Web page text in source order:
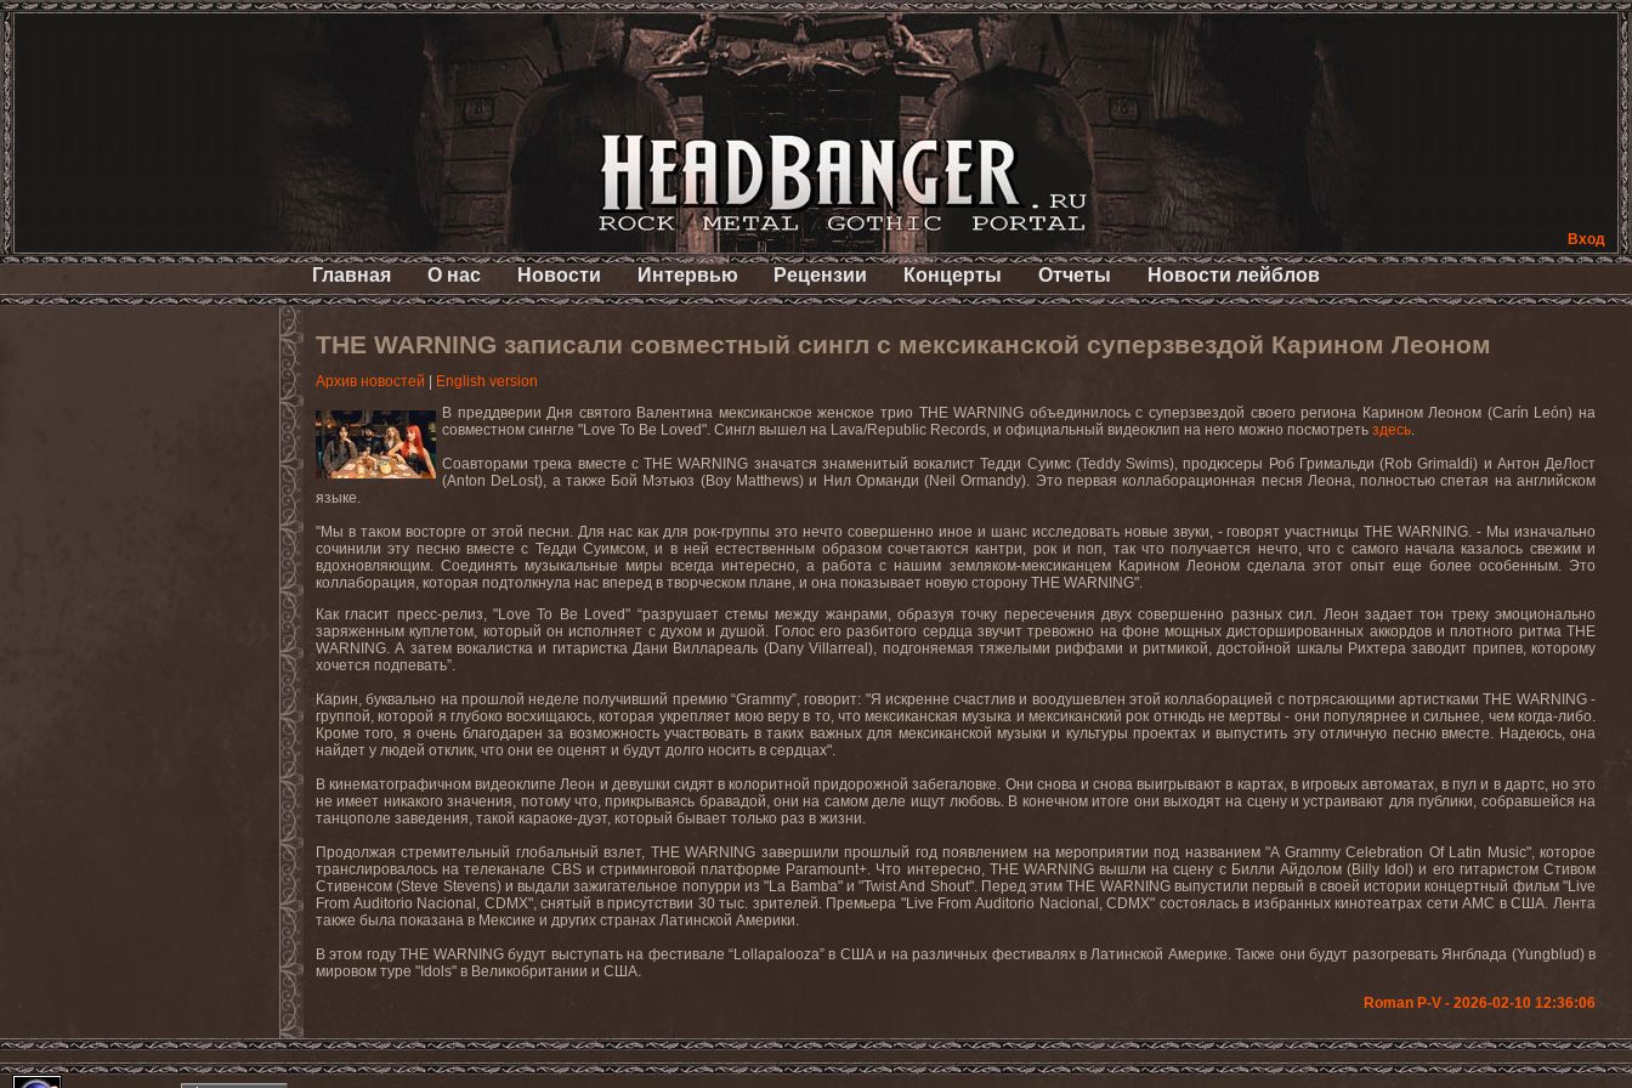
Вход
Главная О нас Новости Интервью Рецензии Концерты Отчеты Новости лейблов
THE WARNING записали совместный сингл с мексиканской суперзвездой Карином Леоном
Архив новостей
English version
В преддверии Дня святого Валентина мексиканское женское трио THE WARNING объединилось с суперзвездой своего региона Карином Леоном (Carín León) на
совместном сингле "Love To Be Loved". Сингл вышел на Lava/Republic Records, и официальный видеоклип на него можно посмотреть здесь.
Соавторами трека вместе с THE WARNING значатся знаменитый вокалист Тедди Суимс (Teddy Swims), продюсеры Роб Гримальди (Rob Grimaldi) и Антон ДеЛост
(Anton DeLost), а также Бой Мэтьюз (Boy Matthews) и Нил Орманди (Neil Ormandy). Это первая коллаборационная песня Леона, полностью спетая на английском
языке.
"Мы в таком восторге от этой песни. Для нас как для рок-группы это нечто совершенно иное и шанс исследовать новые звуки, - говорят участницы THE WARNING. - Мы изначально
сочинили эту песню вместе с Тедди Суимсом, и в ней естественным образом сочетаются кантри, рок и поп, так что получается нечто, что с самого начала казалось свежим и
вдохновляющим. Соединять музыкальные миры всегда интересно, а работа с нашим земляком-мексиканцем Карином Леоном сделала этот опыт еще более особенным. Это
коллаборация, которая подтолкнула нас вперед в творческом плане, и она показывает новую сторону THE WARNING".
Как гласит пресс-релиз, "Love To Be Loved" “разрушает стемы между жанрами, образуя точку пересечения двух совершенно разных сил. Леон задает тон треку эмоционально
заряженным куплетом, который он исполняет с духом и душой. Голос его разбитого сердца звучит тревожно на фоне мощных дисторшированных аккордов и плотного ритма THE
WARNING. А затем вокалистка и гитаристка Дани Виллареаль (Dany Villarreal), подгоняемая тяжелыми риффами и ритмикой, достойной шкалы Рихтера заводит припев, которому
хочется подпевать”.
Карин, буквально на прошлой неделе получивший премию “Grammy”, говорит: "Я искренне счастлив и воодушевлен этой коллаборацией с потрясающими артистками THE WARNING -
группой, которой я глубоко восхищаюсь, которая укрепляет мою веру в то, что мексиканская музыка и мексиканский рок отнюдь не мертвы - они популярнее и сильнее, чем когда-либо.
Кроме того, я очень благодарен за возможность участвовать в таких важных для мексиканской музыки и культуры проектах и выпустить эту отличную песню вместе. Надеюсь, она
найдет у людей отклик, что они ее оценят и будут долго носить в сердцах".
В кинематографичном видеоклипе Леон и девушки сидят в колоритной придорожной забегаловке. Они снова и снова выигрывают в картах, в игровых автоматах, в пул и в дартс, но это
не имеет никакого значения, потому что, прикрываясь бравадой, они на самом деле ищут любовь. В конечном итоге они выходят на сцену и устраивают для публики, собравшейся на
танцополе заведения, такой караоке-дуэт, который бывает только раз в жизни.
Продолжая стремительный глобальный взлет, THE WARNING завершили прошлый год появлением на мероприятии под названием "A Grammy Celebration Of Latin Music", которое
транслировалось на телеканале CBS и стриминговой платформе Paramount+. Что интересно, THE WARNING вышли на сцену с Билли Айдолом (Billy Idol) и его гитаристом Стивом
Стивенсом (Steve Stevens) и выдали зажигательное попурри из "La Bamba" и "Twist And Shout". Перед этим THE WARNING выпустили первый в своей истории концертный фильм "Live
From Auditorio Nacional, CDMX", снятый в присутствии 30 тыс. зрителей. Премьера "Live From Auditorio Nacional, CDMX" состоялась в избранных кинотеатрах сети AMC в США. Лента
также была показана в Мексике и других странах Латинской Америки.
В этом году THE WARNING будут выступать на фестивале “Lollapalooza” в США и на различных фестивалях в Латинской Америке. Также они будут разогревать Янгблада (Yungblud) в
мировом туре "Idols" в Великобритании и США.
Roman P-V - 2026-02-10 12:36:06